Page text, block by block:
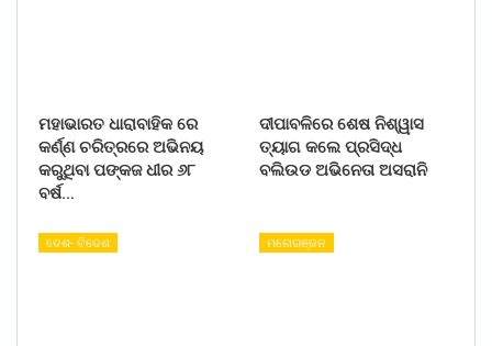
ମହାଭାରତ ଧାରାବାହିକ ରେ
କର୍ଣ୍ଣ ଚରିତ୍ରରେ ଅଭିନୟ
କରୁଥିବା ପଙ୍କଜ ଧୀର ୬୮
ବର୍ଷ…
ଦୀପାବଳିରେ ଶେଷ ନିଶ୍ୱାସ
ତ୍ୟାଗ କଲେ ପ୍ରସିଦ୍ଧ
ବଲିଉଡ ଅଭିନେତା ଅସରାନି
ଦେଶ- ବିଦେଶ ମନୋରଞ୍ଜନ